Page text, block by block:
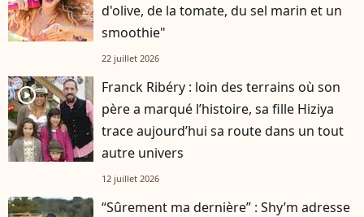
d'olive, de la tomate, du sel marin et un
smoothie"
22 juillet 2026
player2
Franck Ribéry : loin des terrains où son
père a marqué l’histoire, sa fille Hiziya
trace aujourd’hui sa route dans un tout
autre univers
12 juillet 2026
“Sûrement ma dernière” : Shy’m adresse